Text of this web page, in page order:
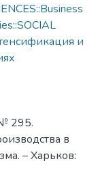
и
295.
в
– Харьков: